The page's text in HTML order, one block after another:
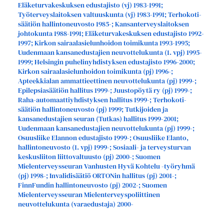
Eläketurvakeskuksen edustajisto (vj) 1983-1991;
Työterveyslaitoksen valtuuskunta (vj) 1983-1991; Terhokoti-
säätiön hallintoneuvosto 1985-; Kansanterveyslaitoksen
johtokunta 1988-1991; Eläketurvakeskuksen edustajisto 1992-
1997; Kirkon sairaalasielunhoidon toimikunta 1993-1995;
Uudenmaan kansanedustajien neuvottelukunta (1. vpj) 1995-
1999; Helsingin puhelinyhdistyksen edustajisto 1996-2000;
Kirkon sairaalasielunhoidon toimikunta (pj) 1996-;
Apteekkialan ammattieettinen neuvottelukunta (pj) 1999-;
Epilepsiasäätiön hallitus 1999-; Juustopöytä ry (pj) 1999-;
Raha-automaattiyhdistyksen hallitus 1999-; Terhokoti-
säätiön hallintoneuvosto (pj) 1999; Tutkijoiden ja
kansanedustajien seuran (Tutkas) hallitus 1999-2001;
Uudenmaan kansanedustajien neuvottelukunta (pj) 1999-;
Osuusliike Elannon edustajisto 1999-; Osuusliike Elanto,
hallintoneuvosto (1. vpj) 1999-; Sosiaali- ja terveysturvan
keskusliiton liittovaltuusto (pj) 2000-; Suomen
Mielenterveysseuran Vanhusten Hyvä Kohtelu -työryhmä
(pj) 1998-; Invalidisäätiö ORTONin hallitus (pj) 2001-;
FinnFundin hallintoneuvosto (pj) 2002-; Suomen
Mielenterveysseuran Mielenterveyspoliittinen
neuvottelukunta (varaedustaja) 2000-